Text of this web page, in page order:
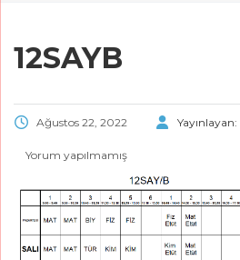
12SAYB
Ağustos 22, 2022 Yayınlayan:
Yorum yapılmamış